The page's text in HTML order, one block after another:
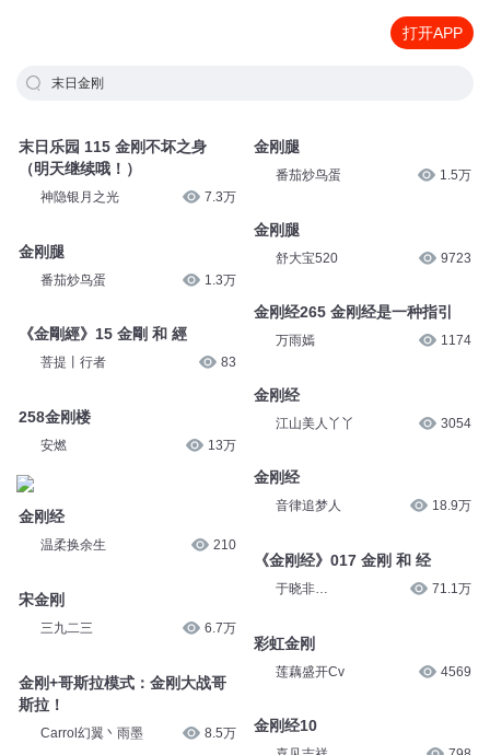
打开APP
末日金刚
末日乐园 115 金刚不坏之身
（明天继续哦！）
神隐银月之光 7.3万
金刚腿
番茄炒鸟蛋 1.3万
《金剛經》15 金剛 和 經
菩提丨行者 83
258金刚楼
安燃 13万
金刚经
温柔换余生 210
宋金刚
三九二三 6.7万
金刚+哥斯拉模式：金刚大战哥
斯拉！
Carrol幻翼丶雨墨 8.5万
金刚腿
番茄炒鸟蛋 1.5万
金刚腿
舒大宝520 9723
金刚经265 金刚经是一种指引
万雨嫣 1174
金刚经
江山美人丫丫 3054
金刚经
音律追梦人 18.9万
《金刚经》017 金刚 和 经
于晓非
71.1万
彩虹金刚
莲藕盛开Cv 4569
金刚经10